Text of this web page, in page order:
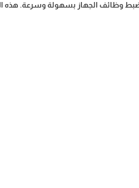
وظائف الجهاز بسهولة وسرعة. هذه